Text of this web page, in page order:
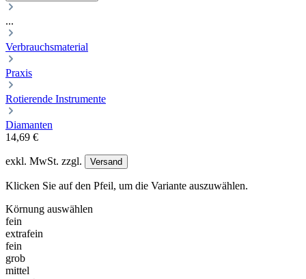
...
Verbrauchsmaterial
Praxis
Rotierende Instrumente
Diamanten
14,69 €
exkl. MwSt. zzgl. Versand
Klicken Sie auf den Pfeil, um die Variante auszuwählen.
Körnung auswählen
fein
extrafein
fein
grob
mittel